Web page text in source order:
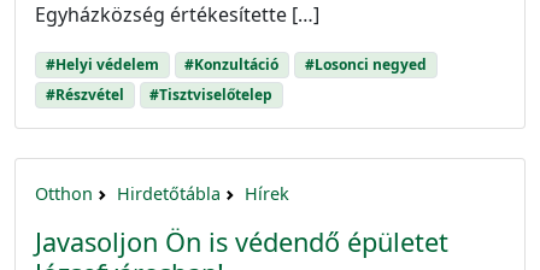
Egyházközség értékesítette […]
#Helyi védelem #Konzultáció
#Losonci negyed
#Részvétel
#Tisztviselőtelep
Otthon Hirdetőtábla Hírek
Javasoljon Ön is védendő épületet